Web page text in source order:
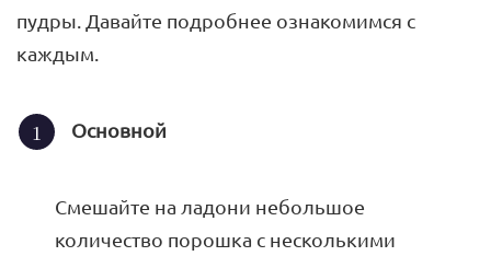
пудры. Давайте подробнее ознакомимся с
каждым.
Основной
Смешайте на ладони небольшое
количество порошка с несколькими